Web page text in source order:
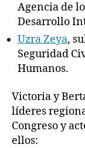
Agencia de
Desarrollo
Uzra Zeya,
Seguridad
Humanos.
Victoria y
líderes
Congreso y
ellos: